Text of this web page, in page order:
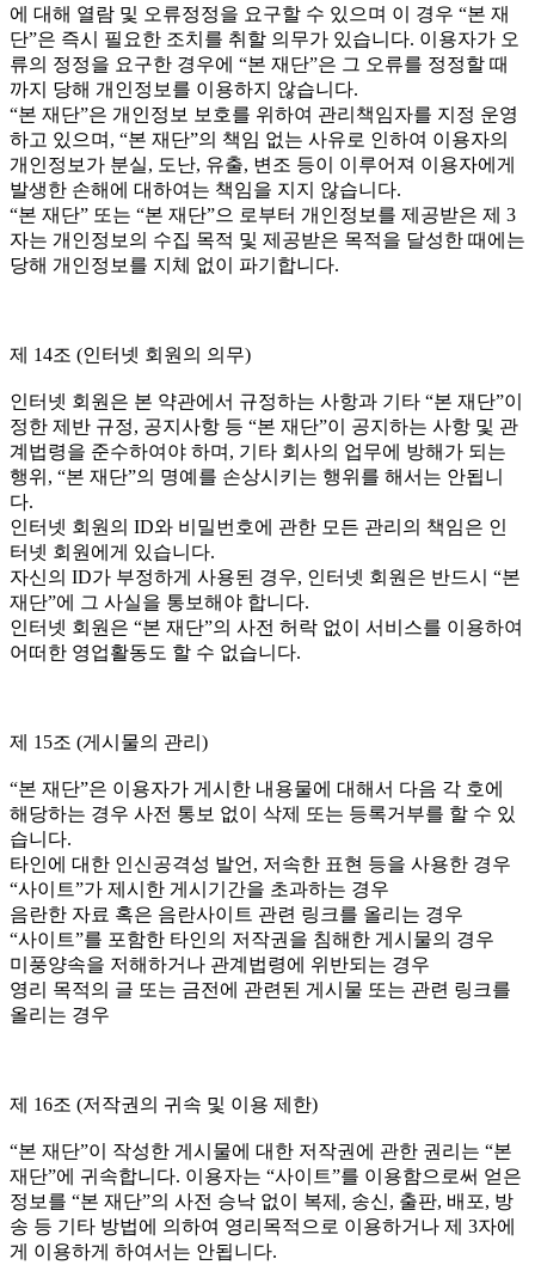
에 대해 열람 및 오류정정을 요구할 수 있으며 이 경우 “본 재
단”은 즉시 필요한 조치를 취할 의무가 있습니다. 이용자가 오
류의 정정을 요구한 경우에 “본 재단”은 그 오류를 정정할 때
까지 당해 개인정보를 이용하지 않습니다.
“본 재단”은 개인정보 보호를 위하여 관리책임자를 지정 운영
하고 있으며, “본 재단”의 책임 없는 사유로 인하여 이용자의
개인정보가 분실, 도난, 유출, 변조 등이 이루어져 이용자에게
발생한 손해에 대하여는 책임을 지지 않습니다.
“본 재단” 또는 “본 재단”으 로부터 개인정보를 제공받은 제 3
자는 개인정보의 수집 목적 및 제공받은 목적을 달성한 때에는
당해 개인정보를 지체 없이 파기합니다.
제 14조 (인터넷 회원의 의무)
인터넷 회원은 본 약관에서 규정하는 사항과 기타 “본 재단”이
정한 제반 규정, 공지사항 등 “본 재단”이 공지하는 사항 및 관
계법령을 준수하여야 하며, 기타 회사의 업무에 방해가 되는
행위, “본 재단”의 명예를 손상시키는 행위를 해서는 안됩니
다.
인터넷 회원의 ID와 비밀번호에 관한 모든 관리의 책임은 인
터넷 회원에게 있습니다.
자신의 ID가 부정하게 사용된 경우, 인터넷 회원은 반드시 “본
재단”에 그 사실을 통보해야 합니다.
인터넷 회원은 “본 재단”의 사전 허락 없이 서비스를 이용하여
어떠한 영업활동도 할 수 없습니다.
제 15조 (게시물의 관리)
“본 재단”은 이용자가 게시한 내용물에 대해서 다음 각 호에
해당하는 경우 사전 통보 없이 삭제 또는 등록거부를 할 수 있
습니다.
타인에 대한 인신공격성 발언, 저속한 표현 등을 사용한 경우
“사이트”가 제시한 게시기간을 초과하는 경우
음란한 자료 혹은 음란사이트 관련 링크를 올리는 경우
“사이트”를 포함한 타인의 저작권을 침해한 게시물의 경우
미풍양속을 저해하거나 관계법령에 위반되는 경우
영리 목적의 글 또는 금전에 관련된 게시물 또는 관련 링크를
올리는 경우
제 16조 (저작권의 귀속 및 이용 제한)
“본 재단”이 작성한 게시물에 대한 저작권에 관한 권리는 “본
재단”에 귀속합니다. 이용자는 “사이트”를 이용함으로써 얻은
정보를 “본 재단”의 사전 승낙 없이 복제, 송신, 출판, 배포, 방
송 등 기타 방법에 의하여 영리목적으로 이용하거나 제 3자에
게 이용하게 하여서는 안됩니다.